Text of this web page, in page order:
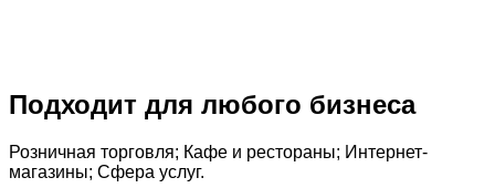
Подходит для любого бизнеса
Розничная торговля; Кафе и рестораны; Интернет-
магазины; Сфера услуг.